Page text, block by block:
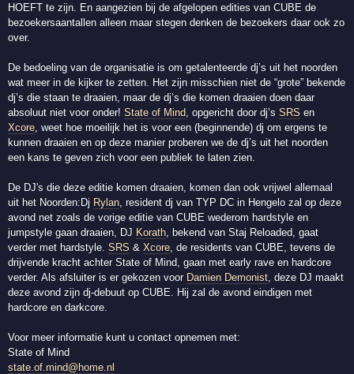
HOEFT te zijn. En aangezien bij de afgelopen edities van CUBE de
bezoekersaantallen alleen maar stegen denken de bezoekers daar ook zo
over.
De bedoeling van de organisatie is om getalenteerde dj’s uit het noorden
wat meer in de kijker te zetten. Het zijn misschien niet de “grote” bekende
dj’s die staan te draaien, maar de dj’s die komen draaien doen daar
absoluut niet voor onder!State of Mind , opgericht door dj’sSRS en
Xcore , weet hoe moeilijk het is voor een (beginnende) dj om ergens te
kunnen draaien en op deze manier proberen we de dj’s uit het noorden
een kans te geven zich voor een publiek te laten zien.
De DJ's die deze editie komen draaien, komen dan ook vrijwel allemaal
uit het Noorden:Dj Rylan , resident dj van TYP DC in Hengelo zal op deze
avond net zoals de vorige editie van CUBE wederom hardstyle en
jumpstyle gaan draaien, DJ Korath , bekend van Staj Reloaded, gaat
verder met hardstyle.SRS &Xcore , de residents van CUBE, tevens de
drijvende kracht achter State of Mind, gaan met early rave en hardcore
verder. Als afsluiter is er gekozen voor Damien Demonist , deze DJ maakt
deze avond zijn dj-debuut op CUBE. Hij zal de avond eindigen met
hardcore en darkcore.
Voor meer informatie kunt u contact opnemen met:
State of Mind
state.of.mind@home.nl